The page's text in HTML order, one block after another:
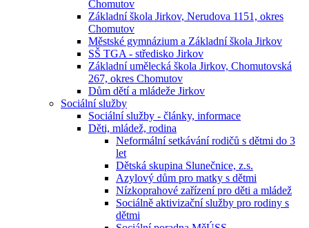
Chomutov
Základní škola Jirkov, Nerudova 1151, okres
Chomutov
Městské gymnázium a Základní škola Jirkov
SŠ TGA - středisko Jirkov
Základní umělecká škola Jirkov, Chomutovská
267, okres Chomutov
Dům dětí a mládeže Jirkov
Sociální služby
Sociální služby - články, informace
Děti, mládež, rodina
Neformální setkávání rodičů s dětmi do 3
let
Dětská skupina Slunečnice, z.s.
Azylový dům pro matky s dětmi
Nízkoprahové zařízení pro děti a mládež
Sociálně aktivizační služby pro rodiny s
dětmi